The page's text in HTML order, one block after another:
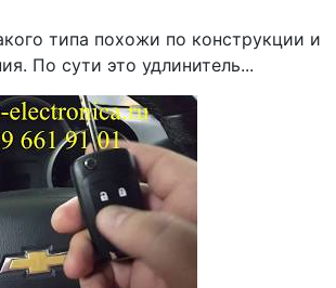
типа похожи по конструкции и
По сути это удлинитель...